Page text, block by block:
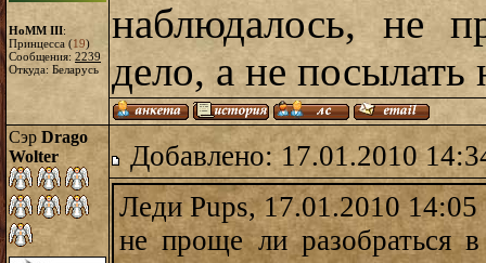
HoMM III:
Принцесса (19)
Сообщения: 2239
Откуда: Беларусь
наблюдалось, не
дело, а не
Сэр Drago
Wolter
Добавлено: 17.01.2010
Леди Pups, 17.01.2010 14:05
не проще ли разобраться